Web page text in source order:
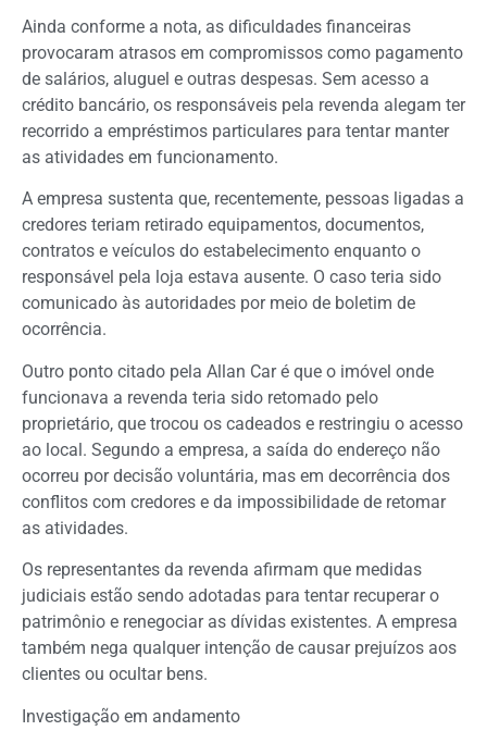
Ainda conforme a nota, as dificuldades financeiras
provocaram atrasos em compromissos como pagamento
de salários, aluguel e outras despesas. Sem acesso a
crédito bancário, os responsáveis pela revenda alegam ter
recorrido a empréstimos particulares para tentar manter
as atividades em funcionamento.
A empresa sustenta que, recentemente, pessoas ligadas a
credores teriam retirado equipamentos, documentos,
contratos e veículos do estabelecimento enquanto o
responsável pela loja estava ausente. O caso teria sido
comunicado às autoridades por meio de boletim de
ocorrência.
Outro ponto citado pela Allan Car é que o imóvel onde
funcionava a revenda teria sido retomado pelo
proprietário, que trocou os cadeados e restringiu o acesso
ao local. Segundo a empresa, a saída do endereço não
ocorreu por decisão voluntária, mas em decorrência dos
conflitos com credores e da impossibilidade de retomar
as atividades.
Os representantes da revenda afirmam que medidas
judiciais estão sendo adotadas para tentar recuperar o
patrimônio e renegociar as dívidas existentes. A empresa
também nega qualquer intenção de causar prejuízos aos
clientes ou ocultar bens.
Investigação em andamento